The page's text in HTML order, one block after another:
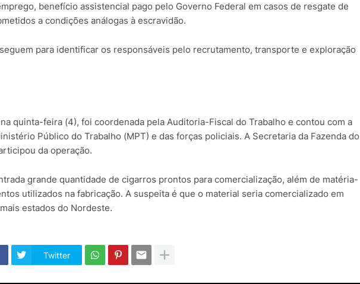
benefício assistencial pago pelo Governo Federal em casos de resgate de
a condições análogas à escravidão.
para identificar os responsáveis pelo recrutamento, transporte e exploração
quinta-feira (4), foi coordenada pela Auditoria-Fiscal do Trabalho e contou com a
Público do Trabalho (MPT) e das forças policiais. A Secretaria da Fazenda do
da operação.
grande quantidade de cigarros prontos para comercialização, além de matéria-
utilizados na fabricação. A suspeita é que o material seria comercializado em
estados do Nordeste.
Twitter